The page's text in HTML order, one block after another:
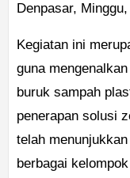
Denpasar,
Kegiatan ini
guna
buruk sampah
penerapan solusi
telah
berbagai